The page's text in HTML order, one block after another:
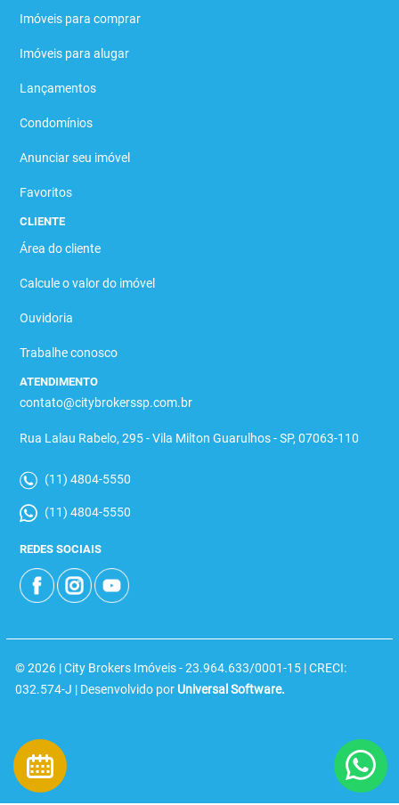
Imóveis para comprar
Imóveis para alugar
Lançamentos
Condomínios
Anunciar seu imóvel
Favoritos
CLIENTE
Área do cliente
Calcule o valor do imóvel
Ouvidoria
Trabalhe conosco
ATENDIMENTO
contato@citybrokerssp.com.br
Rua Lalau Rabelo, 295 - Vila Milton Guarulhos - SP, 07063-110
(11) 4804-5550
(11) 4804-5550
REDES SOCIAIS
© 2026 | City Brokers Imóveis - 23.964.633/0001-15 | CRECI:
032.574-J | Desenvolvido por Universal Software.